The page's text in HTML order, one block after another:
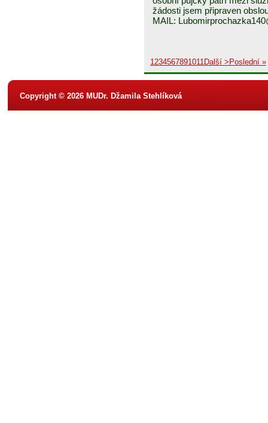
žádosti jsem připraven
MAIL:
1234567891011Další > Poslední »
Copyright © 2026 MUDr. Džamila Stehlíková